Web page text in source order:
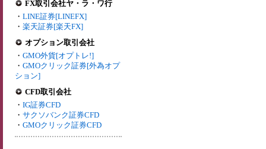
FX取引会社ヤ・ラ・ワ行
・ LINE証券[LINEFX]
・ 楽天証券[楽天FX]
オプション取引会社
・ GMO外貨[オプトレ!]
・ GMOクリック証券[外為オプ
ション]
CFD取引会社
・ IG証券CFD
・ サクソバンク証券CFD
・ GMOクリック証券CFD